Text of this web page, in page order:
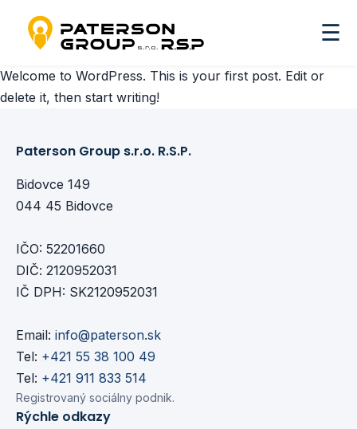
☰
Welcome to WordPress. This is your first post. Edit or
delete it, then start writing!
Paterson Group s.r.o. R.S.P.
Bidovce 149
044 45 Bidovce
IČO: 52201660
DIČ: 2120952031
IČ DPH: SK2120952031
Email: info@paterson.sk
Tel: +421 55 38 100 49
Tel: +421 911 833 514
Registrovaný sociálny podnik.
Rýchle odkazy